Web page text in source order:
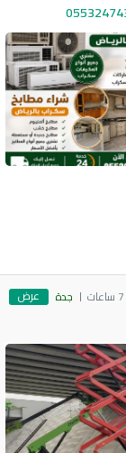
جدة عرض